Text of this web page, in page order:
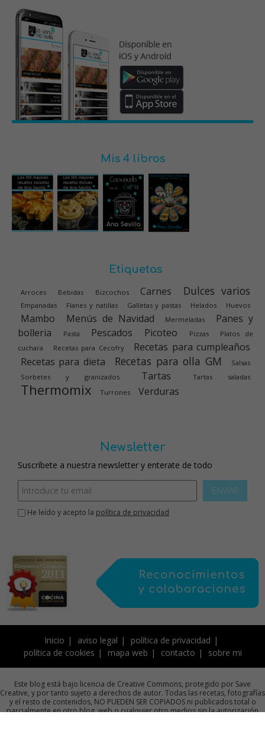
Mis 4 libros
Etiquetas
Arroces Bebidas Bizcochos Carnes Dulces varios
Empanadas Flanes y natillas Galletas y pastas Helados Huevos
Mambo Menús de Navidad Mermeladas
Panes y
bolleria
Pasta Pescados Picoteo Pizzas
Platos de
cuchara
Recetas para Cecofry
Recetas para cumpleaños
Recetas para dieta
Recetas para olla GM
Salsas
Sorbetes y granizados
Tartas Tartas saladas
Thermomix Turrones Verduras
Newsletter
Suscríbete a nuestra newsletter y enterate de todo
ENVIAR
He leído y acepto la política de privacidad
Inicio aviso legal
política de privacidad
política de cookies
mapa web contacto sobre mi
Este blog está bajo licencia de Creative Commons, protegido por Save
Creative, y por tanto sujeto a derechos de autor. Todas las recetas, fotografías
y el resto de contenidos, NO PUEDEN SER COPIADOS ni publicados total o
parcialmente en otro blog, web o cualquier otro medios sin la autorización